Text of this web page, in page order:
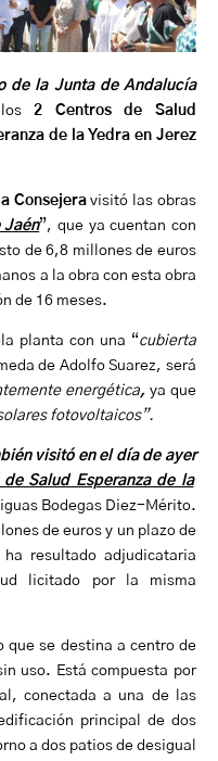
de la Junta de Andalucía
2 Centros de Salud
de la Yedra en Jerez
Consejeravisitó las obras
Jaén”, que ya cuentan con
de 6,8 millones de euros
a la obra con esta obra
de 16 meses.
planta con una “cubierta
de Adolfo Suarez, será
energética, ya que
fotovoltaicos”.
visitó en el día de ayer
de Salud Esperanza de la
Bodegas Diez-Mérito.
de euros y un plazo de
resultado adjudicataria
licitado por la misma
que se destina a centro de
uso. Está compuesta por
conectada a una de las
principal de dos
a dos patios de desigual